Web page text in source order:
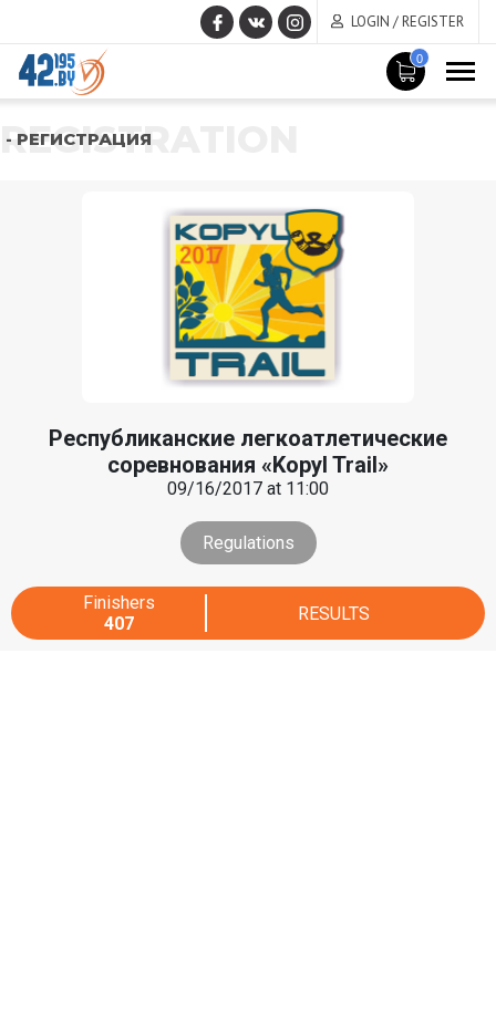
LOGIN / REGISTER
0
REGISTRATION
- РЕГИСТРАЦИЯ
Республиканские легкоатлетические
соревнования «Kopyl Trail»
09/16/2017 at 11:00
Regulations
Finishers
407
RESULTS